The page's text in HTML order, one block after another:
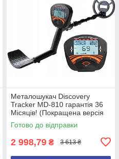
Металошукач Discovery
Tracker MD-810 гарантія 36
Місяців! (Покращена версія
2026 року)
Готово до відправки
2 998,79 ₴ 3 613 ₴